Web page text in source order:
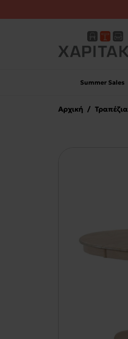
Summer Sales
Αρχική / Τραπέζια